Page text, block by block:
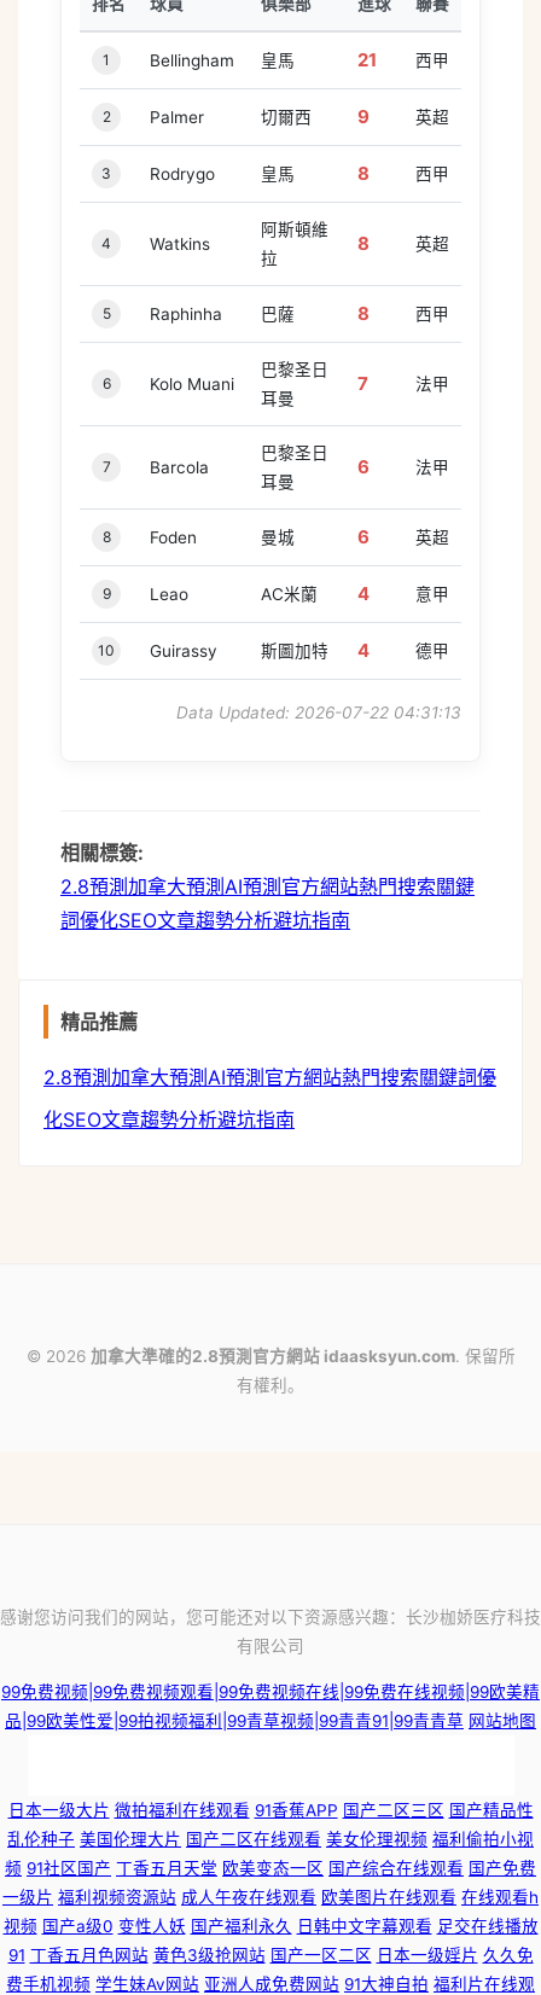
1 Bellingham 皇馬 21 西甲
2 Palmer 切爾西 9 英超
3 Rodrygo 皇馬 8 西甲
4 Watkins
阿斯頓維
拉
8 英超
5 Raphinha 巴薩 8 西甲
6 Kolo Muani
巴黎圣日
耳曼
7 法甲
7 Barcola
巴黎圣日
耳曼
6 法甲
8 Foden 曼城 6 英超
9 Leao AC米蘭 4 意甲
10 Guirassy 斯圖加特 4 德甲
Data Updated: 2026-07-22 04:31:13
相關標簽:
2.8預測 加拿大預測 AI預測 官方網站熱門搜索關鍵
詞優化SEO文章趨勢分析避坑指南
精品推薦
2.8預測 加拿大預測 AI預測 官方網站熱門搜索關鍵詞優
化SEO文章趨勢分析避坑指南
© 2026 加拿大準確的2.8預測官方網站 idaasksyun.com. 保留所
有權利。
感谢您访问我们的网站，您可能还对以下资源感兴趣：长沙枷娇医疗科技
有限公司
99免费视频|99免费视频观看|99免费视频在线|99免费在线视频|99欧美精
品|99欧美性爱|99拍视频福利|99青草视频|99青青91|99青青草 网站地图
导航 午夜国产诱惑 91孕妇视频 久草福利视频 综合色站导航 国产婷婷视频39
页 影音先锋qj图区 成人网站做爱在线免费 微拍福利99 99东京热99 伦理剧一
区二区 91大神麻豆精品 大香蕉在线观看8 人人摸人人爽av 91国产视频在线
日本一级大片 微拍福利在线观看 91香蕉APP 国产二区三区 国产精品性
乱伦种子 美国伦理大片 国产二区在线观看 美女伦理视频 福利偷拍小视
频 91社区国产 丁香五月天堂 欧美变态一区 国产综合在线观看 国产免费
一级片 福利视频资源站 成人午夜在线观看 欧美图片在线观看 在线观看h
视频 国产a级0 变性人妖 国产福利永久 日韩中文字幕观看 足交在线播放
91 丁香五月色网站 黄色3级抢网站 国产一区二区 日本一级婬片 久久免
费手机视频 学生妹Av网站 亚洲人成免费网站 91大神自拍 福利片在线观